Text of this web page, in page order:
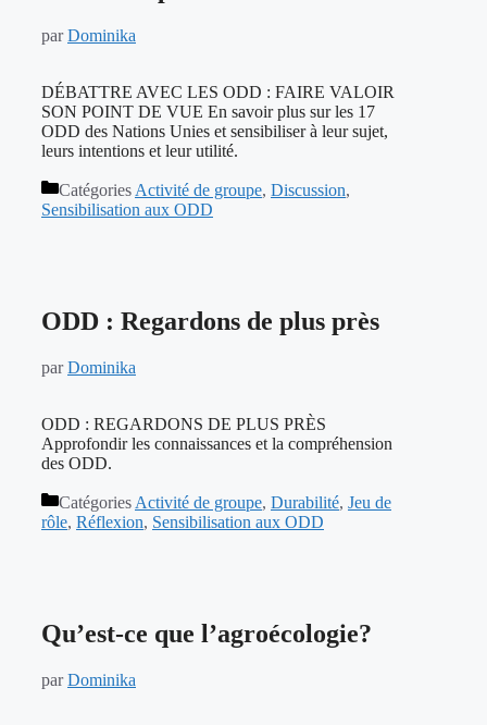
parDominika
DÉBATTRE AVEC LES ODD : FAIRE VALOIR
SON POINT DE VUE En savoir plus sur les 17
ODD des Nations Unies et sensibiliser à leur sujet,
leurs intentions et leur utilité.
Catégories Activité de groupe, Discussion,
Sensibilisation aux ODD
ODD : Regardons de plus près
parDominika
ODD : REGARDONS DE PLUS PRÈS
Approfondir les connaissances et la compréhension
des ODD.
Catégories Activité de groupe, Durabilité, Jeu de
rôle, Réflexion, Sensibilisation aux ODD
Qu’est-ce que l’agroécologie?
parDominika